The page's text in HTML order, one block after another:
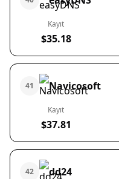
Kayıt
$35.18
41 Navicosoft
Kayıt
$37.81
42 dd24